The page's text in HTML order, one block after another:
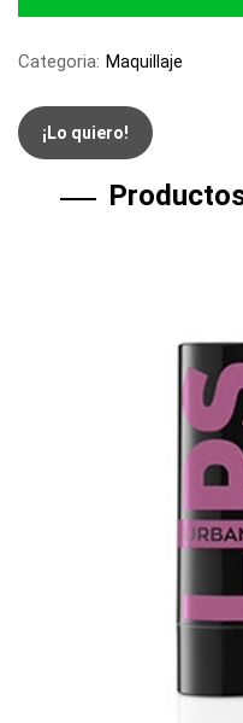
Categoria: Maquillaje
¡Lo quiero!